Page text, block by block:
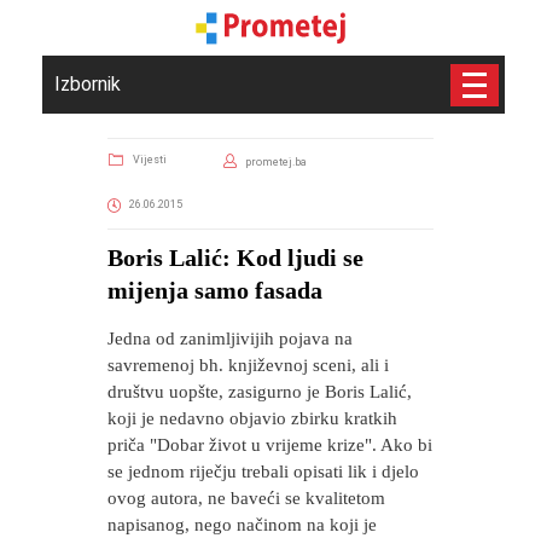
Izbornik
Vijesti prometej.ba
26.06.2015
Boris Lalić: Kod ljudi se
mijenja samo fasada
Jedna od zanimljivijih pojava na
savremenoj bh. književnoj sceni, ali i
društvu uopšte, zasigurno je Boris Lalić,
koji je nedavno objavio zbirku kratkih
priča "Dobar život u vrijeme krize". Ako bi
se jednom riječju trebali opisati lik i djelo
ovog autora, ne baveći se kvalitetom
napisanog, nego načinom na koji je